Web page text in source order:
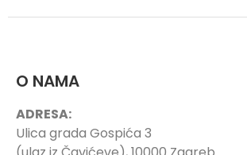
O NAMA
ADRESA:
Ulica grada Gospića 3